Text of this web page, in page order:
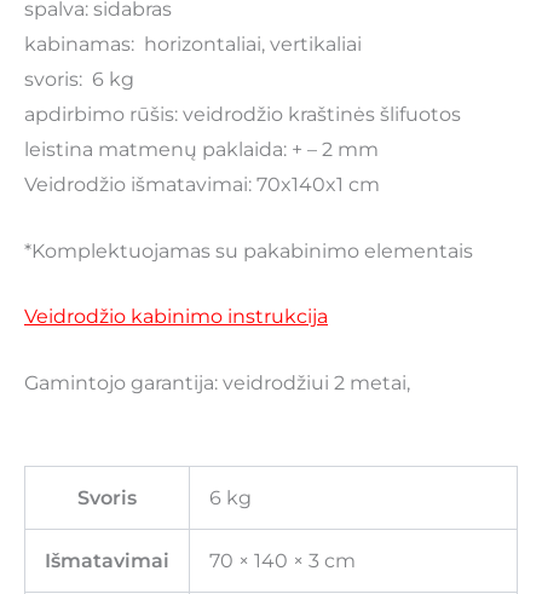
spalva: sidabras
kabinamas: horizontaliai, vertikaliai
svoris: 6 kg
apdirbimo rūšis: veidrodžio kraštinės šlifuotos
leistina matmenų paklaida: + – 2 mm
Veidrodžio išmatavimai: 70x140x1 cm
*Komplektuojamas su pakabinimo elementais
Veidrodžio kabinimo instrukcija
Gamintojo garantija: veidrodžiui 2 metai,
Svoris 6 kg
Išmatavimai 70 × 140 × 3 cm